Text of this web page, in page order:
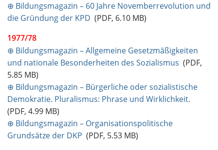
⊕ Bildungsmagazin – 60 Jahre Novemberrevolution und
die Gründung der KPD (PDF, 6.10 MB)
1977/78
⊕ Bildungsmagazin – Allgemeine Gesetzmäßigkeiten
und nationale Besonderheiten des Sozialismus (PDF,
5.85 MB)
⊕ Bildungsmagazin – Bürgerliche oder sozialistische
Demokratie. Pluralismus: Phrase und Wirklichkeit.
(PDF, 4.99 MB)
⊕ Bildungsmagazin – Organisationspolitische
Grundsätze der DKP (PDF, 5.53 MB)